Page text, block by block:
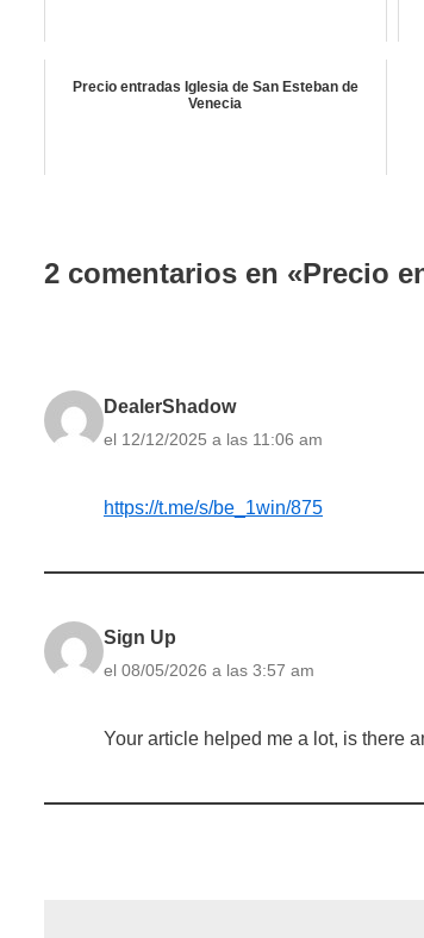
Precio entradas Iglesia de San Esteban de
Venecia
2 comentarios en «Precio
DealerShadow
el 12/12/2025 a las 11:06 am
https://t.me/s/be_1win/875
Sign Up
el 08/05/2026 a las 3:57 am
Your article helped me a lot, is there